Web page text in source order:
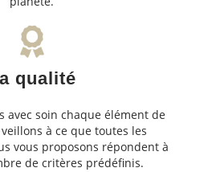
qualité
avec soin chaque élément de
à ce que toutes les
vous proposons répondent à
de critères prédéfinis.